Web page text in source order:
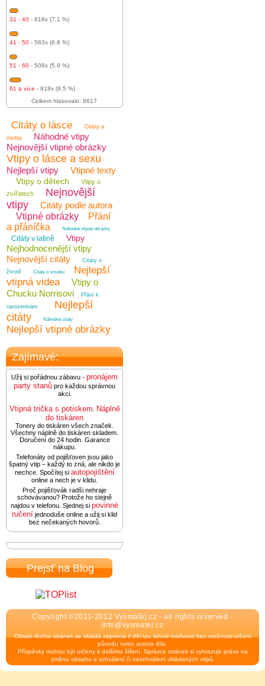
31 - 40 - 616x (7.1 %)
41 - 50 - 583x (6.8 %)
51 - 60 - 508x (5.9 %)
61 a více - 818x (9.5 %)
Celkem hlasovalo: 8617
Citáty o lásce
Citáty a
motta
Náhodné vtipy
Nejnovější vtipné obrázky
Vtipy o lásce a sexu
Nejlepší vtipy Vtipné texty
Vtipy o dětech
Vtipy o
zvířatech
Nejnovější
vtipy
Citáty podle autora
Vtipné obrázky
Přání
a přáníčka
Náhodné vtipné obrázky
Citáty v latině Vtipy
Nejhodnocenější vtipy
Nejnovější citáty
Citáty o
životě
Citáty o smutku
Nejlepší
vtipná videa
Vtipy o
Chucku Norrisovi
Přání k
narozeninám
Nejlepší
citáty
Náhodné citáty
Nejlepší vtipné obrázky
Zajímavé:
Užij si pořádnou zábavu - pronájem
party stanů pro každou správnou
akci.
Vtipná trička s potiskem Náplně
do tiskáren
Tonery do tiskáren všech značek.
Všechny náplně do tiskáren skladem.
Doručení do 24 hodin. Garance
nákupu.
Telefonáty od pojišťoven jsou jako
špatný vtip – každý to zná, ale nikdo je
nechce. Spočítej si autopojištění
online a nech je v klidu.
Proč pojišťovák radši nehraje
schovávanou? Protože ho stejně
najdou v telefonu. Sjednej si povinné
ručení jednoduše online a užij si klid
bez nečekaných hovorů.
Prejsť na Blog
Copyright ©2011-2012 Vysmátej.cz - all rights reserved -
info@vysmatej.cz
Obsah těchto stránek se skládá zejména z děl tzv. lidové tvořivosti bez možnosti určení
původu nebo autora díla.
Příspěvky mohou být určeny k dalšímu šíření. Správce stránek si vyhrazuje právo na
změnu obsahu a schválení či neschválení vkládaných vtipů.